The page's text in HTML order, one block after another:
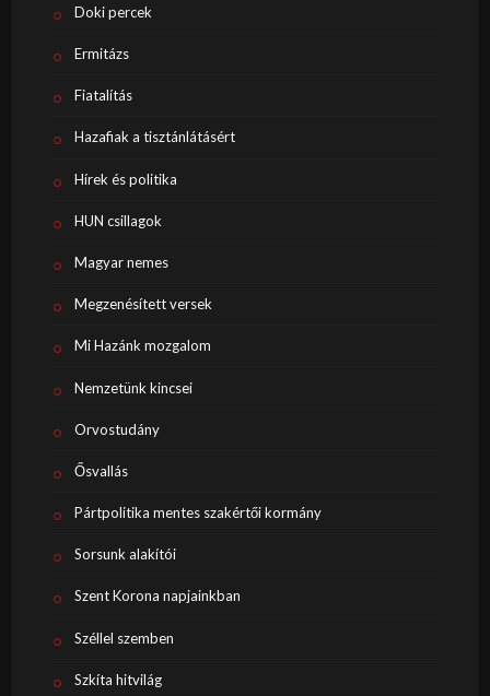
Doki percek
Ermitázs
Fiatalítás
Hazafiak a tisztánlátásért
Hírek és politika
HUN csillagok
Magyar nemes
Megzenésített versek
Mi Hazánk mozgalom
Nemzetünk kincsei
Orvostudány
Ősvallás
Pártpolitika mentes szakértői kormány
Sorsunk alakítói
Szent Korona napjainkban
Széllel szemben
Szkíta hitvilág